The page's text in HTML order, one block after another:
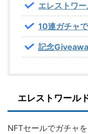
エレストワ
10連ガチャ
記念
エレストワール
NFTセールでガチャ